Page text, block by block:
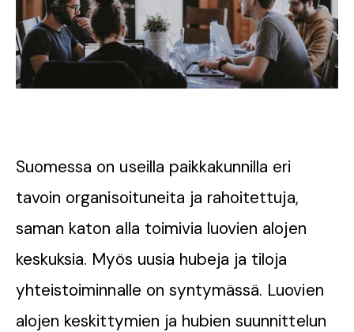
Suomessa on useilla paikkakunnilla eri
tavoin organisoituneita ja rahoitettuja,
saman katon alla toimivia luovien alojen
keskuksia. Myös uusia hubeja ja tiloja
yhteistoiminnalle on syntymässä. Luovien
alojen keskittymien ja hubien suunnittelun